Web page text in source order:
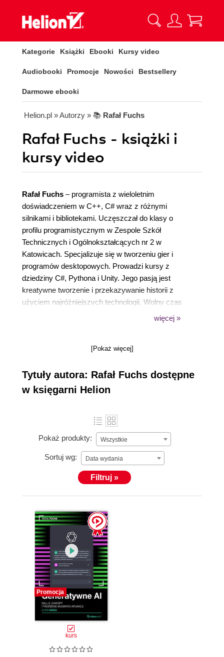
Kategorie Książki Ebooki Kursy video
Audiobooki Promocje Nowości Bestsellery
Darmowe ebooki
Helion.pl » Autorzy » 📚 Rafał Fuchs
Rafał Fuchs - książki i
kursy video
Rafał Fuchs – programista z wieloletnim
doświadczeniem w C++, C# wraz z różnymi
silnikami i bibliotekami. Uczęszczał do klasy o
profilu programistycznym w Zespole Szkół
Technicznych i Ogólnokształcących nr 2 w
Katowicach. Specjalizuje się w tworzeniu gier i
programów desktopowych. Prowadzi kursy z
dziedziny C#, Pythona i Unity. Jego pasją jest
kreatywne tworzenie i przekazywanie historii z
użyciem najróżniejszych technologii. Wolny czas
spędza, ćwicząc karate i jeżdżąc rowerem po
korzystając z różnych źródeł.
nie próbować wbijać gwoździa młotem
udarowym, a odkręcać śrubkę
narzędzie jest niczym bez osoby
więcej »
[Pokaż więcej]
Tytuły autora: Rafał Fuchs dostępne
w księgarni Helion
Pokaż produkty: Wszystkie
Sortuj wg: Data wydania
Filtruj »
Promocja
kurs